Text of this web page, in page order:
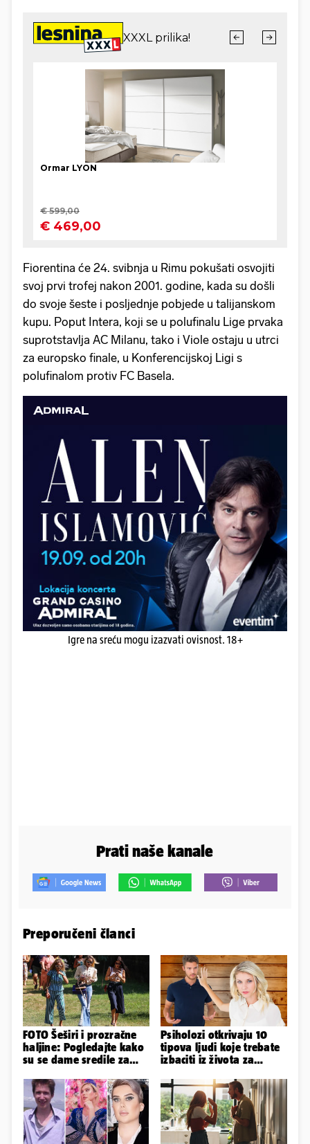
Fiorentina će 24. svibnja u Rimu pokušati osvojiti
svoj prvi trofej nakon 2001. godine, kada su došli
do svoje šeste i posljednje pobjede u talijanskom
kupu. Poput Intera, koji se u polufinalu Lige prvaka
suprotstavlja AC Milanu, tako i Viole ostaju u utrci
za europsko finale, u Konferencijskoj Ligi s
polufinalom protiv FC Basela.
Igre na sreću mogu izazvati ovisnost. 18+
Prati naše kanale
Preporučeni članci
FOTO Šeširi i prozračne
haljine: Pogledajte kako
su se dame sredile za
Psiholozi otkrivaju 10
tipova ljudi koje trebate
izbaciti iz života za